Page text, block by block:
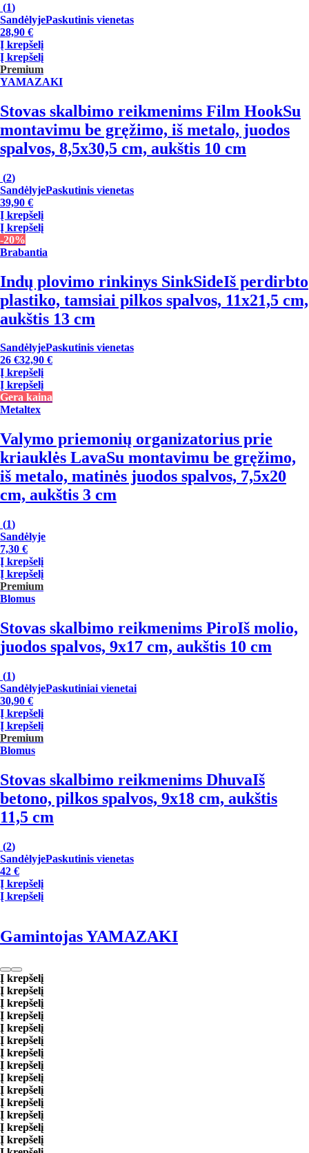
(1)
SandėlyjePaskutinis vienetas
28,90 €
Į krepšelį
Į krepšelį
Premium
YAMAZAKI
Stovas skalbimo reikmenims Film HookSu
montavimu be gręžimo, iš metalo, juodos
spalvos, 8,5x30,5 cm, aukštis 10 cm
(2)
SandėlyjePaskutinis vienetas
39,90 €
Į krepšelį
Į krepšelį
-20%
Brabantia
Indų plovimo rinkinys SinkSideIš perdirbto
plastiko, tamsiai pilkos spalvos, 11x21,5 cm,
aukštis 13 cm
SandėlyjePaskutinis vienetas
26 €32,90 €
Į krepšelį
Į krepšelį
Gera kaina
Metaltex
Valymo priemonių organizatorius prie
kriauklės LavaSu montavimu be gręžimo,
iš metalo, matinės juodos spalvos, 7,5x20
cm, aukštis 3 cm
(1)
Sandėlyje
7,30 €
Į krepšelį
Į krepšelį
Premium
Blomus
Stovas skalbimo reikmenims PiroIš molio,
juodos spalvos, 9x17 cm, aukštis 10 cm
(1)
SandėlyjePaskutiniai vienetai
30,90 €
Į krepšelį
Į krepšelį
Premium
Blomus
Stovas skalbimo reikmenims DhuvaIš
betono, pilkos spalvos, 9x18 cm, aukštis
11,5 cm
(2)
SandėlyjePaskutinis vienetas
42 €
Į krepšelį
Į krepšelį
Gamintojas YAMAZAKI
Į krepšelį
Į krepšelį
Į krepšelį
Į krepšelį
Į krepšelį
Į krepšelį
Į krepšelį
Į krepšelį
Į krepšelį
Į krepšelį
Į krepšelį
Į krepšelį
Į krepšelį
Į krepšelį